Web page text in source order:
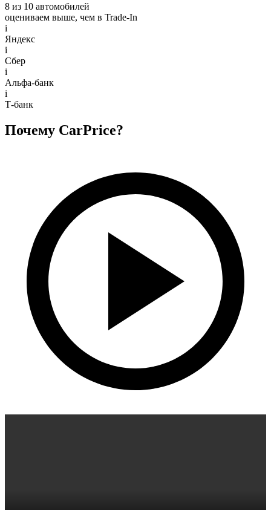
8 из 10 автомобилей
оцениваем выше, чем в Trade‑In
i
Яндекс
i
Сбер
i
Альфа-банк
i
Т-банк
Почему CarPrice?